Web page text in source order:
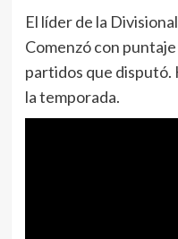
El líder de la
Comenzó con
partidos que disputó.
la temporada.